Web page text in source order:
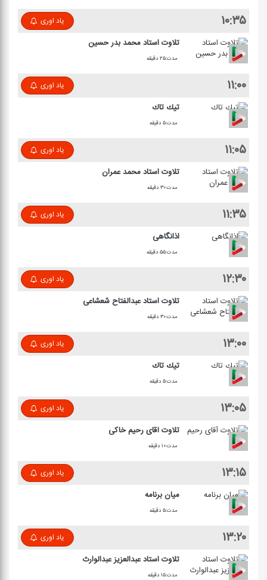
۱۰:۳۵ یاد اوری
تلاوت استاد محمد بدر حسین
مدت:۲۵ دقیقه
۱۱:۰۰ یاد اوری
تیك تاك
مدت:۵ دقیقه
۱۱:۰۵ یاد اوری
تلاوت استاد محمد عمران
مدت:۳۰ دقیقه
۱۱:۳۵ یاد اوری
اذانگاهی
مدت:۵۵ دقیقه
۱۲:۳۰ یاد اوری
تلاوت استاد عبدالفتاح شعشاعی
مدت:۳۰ دقیقه
۱۳:۰۰ یاد اوری
تیك تاك
مدت:۵ دقیقه
۱۳:۰۵ یاد اوری
تلاوت آقای رحیم خاكی
مدت:۱۰ دقیقه
۱۳:۱۵ یاد اوری
میان برنامه
مدت:۵ دقیقه
۱۳:۲۰ یاد اوری
تلاوت استاد عبدالعزیز عبدالوارث
مدت:۱۵ دقیقه